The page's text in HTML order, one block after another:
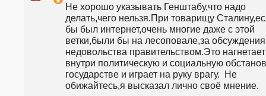
Не хорошо указывать Генштабу,что надо
делать,чего нельзя.При товарищу
бы был интернет,очень многие даже с этой
ветки,были бы на лесоповале,за
недовольства правительством.Это нагнетает
внутри политическую и социальную
государстве и играет на руку врагу.  Не
обижайтесь,я высказал лично своё мнение.